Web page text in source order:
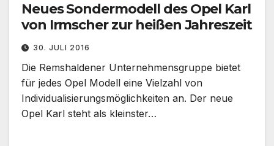
Neues Sondermodell des Opel Karl
von Irmscher zur heißen Jahreszeit
30. JULI 2016
Die Remshaldener Unternehmensgruppe bietet
für jedes Opel Modell eine Vielzahl von
Individualisierungsmöglichkeiten an. Der neue
Opel Karl steht als kleinster…